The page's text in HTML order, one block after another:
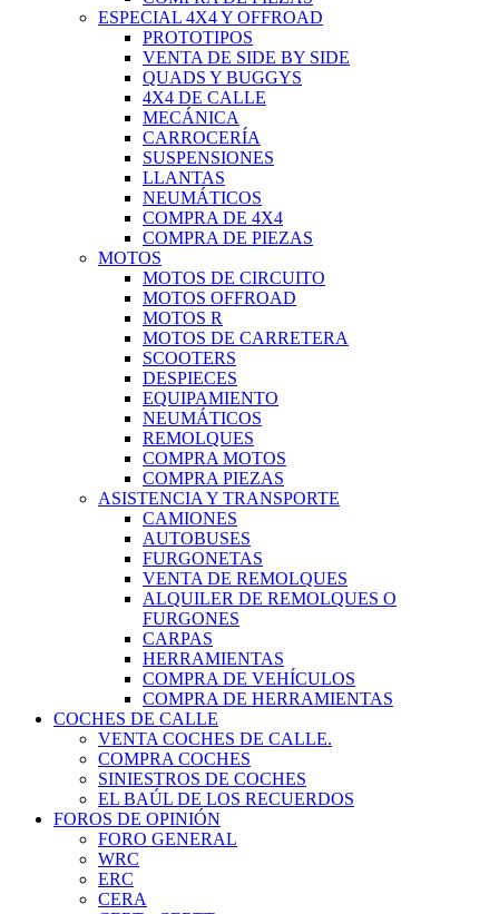
ESPECIAL 4X4 Y OFFROAD
PROTOTIPOS
VENTA DE SIDE BY SIDE
QUADS Y BUGGYS
4X4 DE CALLE
MECÁNICA
CARROCERÍA
SUSPENSIONES
LLANTAS
NEUMÁTICOS
COMPRA DE 4X4
COMPRA DE PIEZAS
MOTOS
MOTOS DE CIRCUITO
MOTOS OFFROAD
MOTOS R
MOTOS DE CARRETERA
SCOOTERS
DESPIECES
EQUIPAMIENTO
NEUMÁTICOS
REMOLQUES
COMPRA MOTOS
COMPRA PIEZAS
ASISTENCIA Y TRANSPORTE
CAMIONES
AUTOBUSES
FURGONETAS
VENTA DE REMOLQUES
ALQUILER DE REMOLQUES O
FURGONES
CARPAS
HERRAMIENTAS
COMPRA DE VEHÍCULOS
COMPRA DE HERRAMIENTAS
COCHES DE CALLE
VENTA COCHES DE CALLE.
COMPRA COCHES
SINIESTROS DE COCHES
EL BAÚL DE LOS RECUERDOS
FOROS DE OPINIÓN
FORO GENERAL
WRC
ERC
CERA